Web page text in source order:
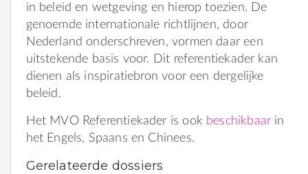
in beleid en wetgeving en hierop toezien. De
genoemde internationale richtlijnen, door
Nederland onderschreven, vormen daar een
uitstekende basis voor. Dit referentiekader kan
dienen als inspiratiebron voor een dergelijke
beleid.
Het MVO Referentiekader is ook beschikbaar in
het Engels, Spaans en Chinees.
Gerelateerde dossiers